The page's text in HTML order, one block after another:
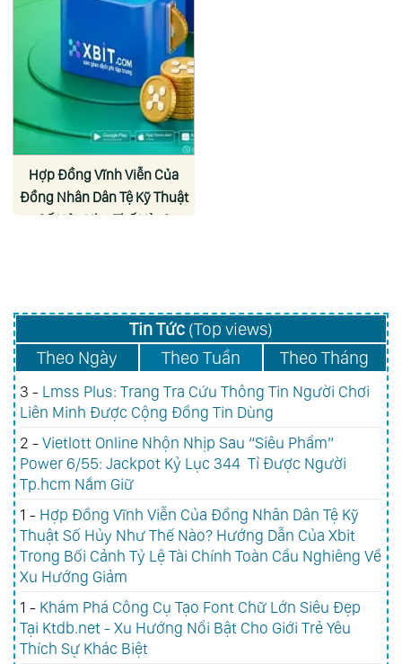
Hợp Đồng Vĩnh Viễn Của
Đồng Nhân Dân Tệ Kỹ Thuật
Số Hủy Như Thế Nào?
Hướng Giảm
Tin Tức(Top views)
Theo Ngày
Theo Tuần Theo Tháng
3 - Lmss Plus: Trang Tra Cứu Thông Tin Người Chơi
Liên Minh Được Cộng Đồng Tin Dùng
2 -Vietlott Online Nhộn Nhịp Sau “Siêu Phẩm”
Power 6/55: Jackpot Kỷ Lục 344 Tỉ Được Người
Tp.hcm Nắm Giữ
1 - Hợp Đồng Vĩnh Viễn Của Đồng Nhân Dân Tệ Kỹ
Thuật Số Hủy Như Thế Nào? Hướng Dẫn Của Xbit
Trong Bối Cảnh Tỷ Lệ Tài Chính Toàn Cầu Nghiêng Về
Xu Hướng Giảm
1 - Khám Phá Công Cụ Tạo Font Chữ Lớn Siêu Đẹp
Tại Ktdb.net - Xu Hướng Nổi Bật Cho Giới Trẻ Yêu
Thích Sự Khác Biệt